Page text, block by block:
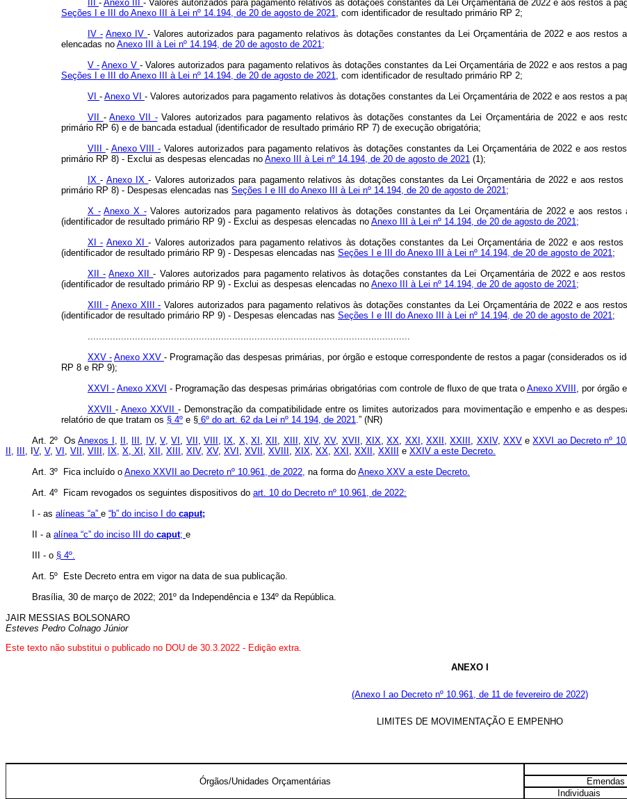
- Anexo III - Valores autorizados para pagamento relativos às dotações constantes da Lei Orçamentária de 2022 e aos restos a
Seções I e III do Anexo III à Lei nº 14.194, de 20 de agosto de 2021, com identificador de resultado primário RP 2;
IV - Anexo IV - Valores autorizados para pagamento relativos às dotações constantes da Lei Orçamentária de 2022 e aos
elencadas no Anexo III à Lei nº 14.194, de 20 de agosto de 2021;
V - Anexo V - Valores autorizados para pagamento relativos às dotações constantes da Lei Orçamentária de 2022 e aos restos a
Seções I e III do Anexo III à Lei nº 14.194, de 20 de agosto de 2021, com identificador de resultado primário RP 2;
VI - Anexo VI - Valores autorizados para pagamento relativos às dotações constantes da Lei Orçamentária de 2022 e aos restos a
VII -Anexo VII -Valores autorizados para pagamento relativos às dotações constantes da Lei Orçamentária de 2022 e aos
primário RP 6) e de bancada estadual (identificador de resultado primário RP 7) de execução obrigatória;
VIII - Anexo VIII - Valores autorizados para pagamento relativos às dotações constantes da Lei Orçamentária de 2022 e aos
primário RP 8) - Exclui as despesas elencadas no Anexo III à Lei nº 14.194, de 20 de agosto de 2021 (1);
IX- Anexo IX- Valores autorizados para pagamento relativos às dotações constantes da Lei Orçamentária de 2022 e aos
primário RP 8) - Despesas elencadas nas Seções I e III do Anexo III à Lei nº 14.194, de 20 de agosto de 2021;
X - Anexo X -Valores autorizados para pagamento relativos às dotações constantes da Lei Orçamentária de 2022 e aos
(identificador de resultado primário RP 9) - Exclui as despesas elencadas no Anexo III à Lei nº 14.194, de 20 de agosto de 2021;
XI - Anexo XI- Valores autorizados para pagamento relativos às dotações constantes da Lei Orçamentária de 2022 e aos
(identificador de resultado primário RP 9) - Despesas elencadas nas Seções I e III do Anexo III à Lei nº 14.194, de 20 de agosto de 2021;
XII - Anexo XII- Valores autorizados para pagamento relativos às dotações constantes da Lei Orçamentária de 2022 e aos
(identificador de resultado primário RP 9) - Exclui as despesas elencadas no Anexo III à Lei nº 14.194, de 20 de agosto de 2021;
XIII - Anexo XIII - Valores autorizados para pagamento relativos às dotações constantes da Lei Orçamentária de 2022 e aos
(identificador de resultado primário RP 9) - Despesas elencadas nas Seções I e III do Anexo III à Lei nº 14.194, de 20 de agosto de 2021;
....................................................................................................................
XXV - Anexo XXV - Programação das despesas primárias, por órgão e estoque correspondente de restos a pagar (considerados os
RP 8 e RP 9);
XXVI - Anexo XXVI - Programação das despesas primárias obrigatórias com controle de fluxo de que trata o Anexo XVIII , por órgão
XXVII-Anexo XXVII- Demonstração da compatibilidade entre os limites autorizados para movimentação e empenho e as
relatório de que tratam os § 4º e § 6º do art. 62 da Lei nº 14.194, de 2021.” (NR)
Art. 2º OsAnexos I , , , IV, V, VI , VII , VIII, IX, X, XI ,XII , XIII , XIV,XV, XVII , XIX,XX, XXI , XXII, XXIII , XXIV, XXVeXXVI ao Decreto nº
II,
, I V, V, VI , VII , VIII , IX, X, XI , XII , XIII , XIV, XV, XVI , XVII , XVIII , XIX, XX, XXI , XXII , XXIII e XXIV a este Decreto.
Art. 3º Fica incluído o Anexo XXVII ao Decreto nº 10.961, de 2022, na forma do Anexo XXV a este Decreto.
Art. 4º Ficam revogados os seguintes dispositivos do art. 10 do Decreto nº 10.961, de 2022:
I - as alíneas “a” e “b” do inciso I do caput;
II - a alínea “c” do inciso III do caput; e
III - o § 4º.
Art. 5º Este Decreto entra em vigor na data de sua publicação.
Brasília, 30 de março de 2022; 201º da Independência e 134º da República.
JAIR MESSIAS BOLSONARO
Esteves Pedro Colnago Júnior
Este texto não substitui o publicado no DOU de 30.3.2022 - Edição extra.
ANEXO I
(Anexo I ao Decreto nº 10.961, de 11 de fevereiro de 2022)
LIMITES DE MOVIMENTAÇÃO E EMPENHO
Órgãos/Unidades Orçamentárias
Individuais